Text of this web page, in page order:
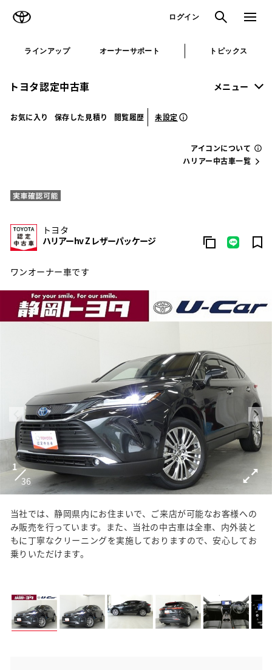
ログイン 検索 メニュ
ラインアップ オーナーサポート トピックス
トヨタ認定中古車 メニュー
お気に入り 保存した見積り 閲覧履歴 未設定
アイコンについて
ハリアー中古車一覧
トヨタ
ハリアーhv Z レザーパッケージ
ワンオーナー車です
1
36
当社では、静岡県内にお住まいで、ご来店が可能なお客様への
み販売を行っています。また、当社の中古車は全車、内外装と
もに丁寧なクリーニングを実施しておりますので、安心してお
乗りいただけます。